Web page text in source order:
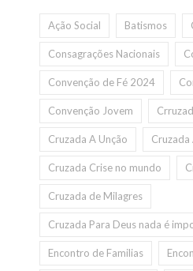
Ação Social Batismos
Consagrações Nacionais
Convenção de Fé 2024
Convenção Jovem
Cruzada A Unção
Cruzada Crise no mundo
Cruzada de Milagres
Cruzada Para Deus nada é
Encontro de Familias